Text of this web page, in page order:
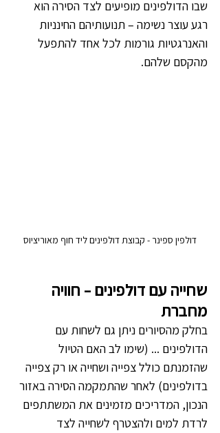
שבו הדולפינים מופיעים לצד הסירה הוא
רגע עוצר נשימה – תנועותיהם החינניות
והאנרגטיות גורמות לכל אחד להתפעל
מהקסם שלהם.
דולפין ספינר - קבוצת דולפינים ליד חוף מאוריציוס
שחייה עם דולפינים – חוויה
מחברת
בחלק מהסיורים ניתן גם לשחות עם
הדולפינים ... (שימו לב האם הטיול
שהזמנתם כולל צפייה ושחייה או רק צפייה
בדולפינים) לאחר שהתמקמה הסירה באזור
הנכון, המדריכים מזמינים את המשתתפים
לרדת למים ולהצטרף לשחייה לצד